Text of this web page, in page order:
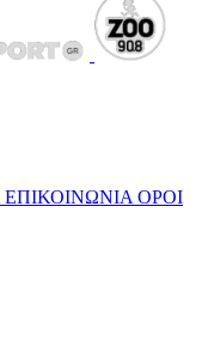
ΕΠΙΚΟΙΝΩΝΙΑ ΟΡΟΙ